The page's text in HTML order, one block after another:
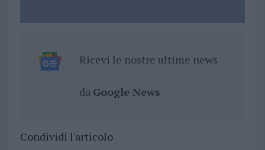
Ricevi le nostre ultime news
da Google News
Condividi l'articolo